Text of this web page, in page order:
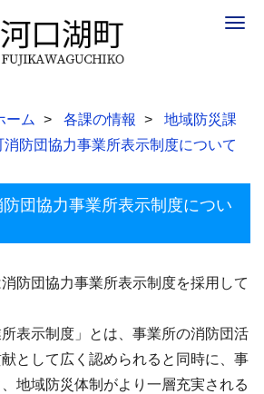
ーム 各課の情報
地域防災課
防団協力事業所表示制度について
団協力事業所表示制度につい
防団協力事業所表示制度を採用して
表示制度」とは、事業所の消防団活
として広く認められると同時に、事
地域防災体制がより一層充実される